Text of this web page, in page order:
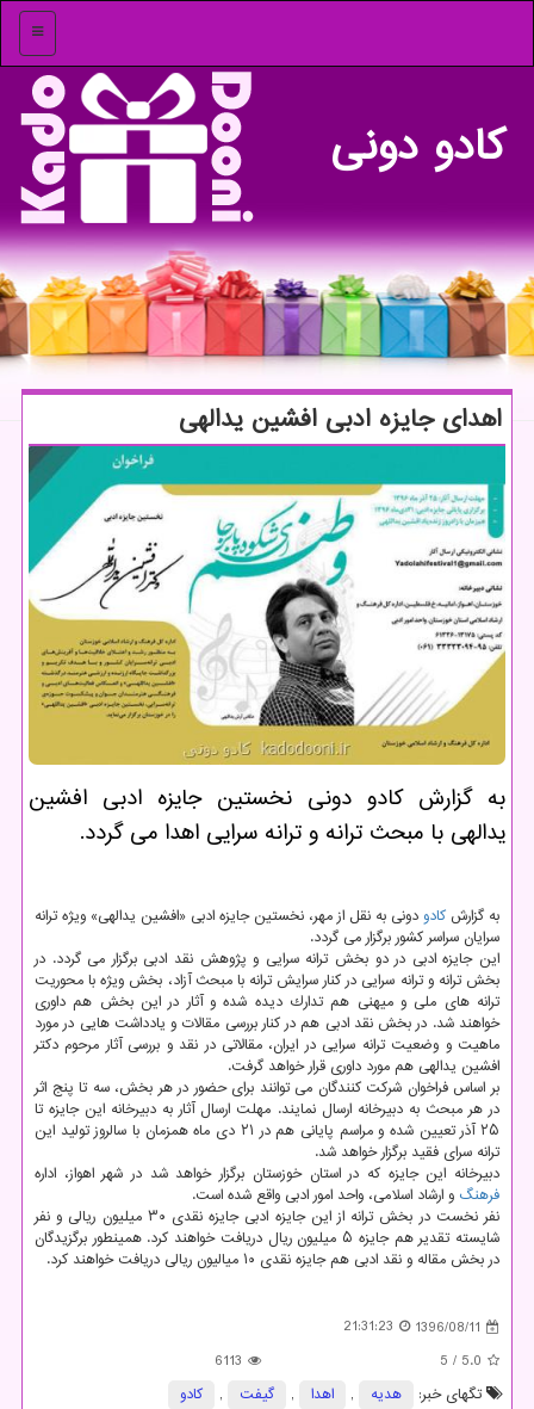
منو
كادو دونی
اهدای جایزه ادبی افشین یدالهی
به گزارش كادو دونی نخستین جایزه ادبی افشین
یدالهی با مبحث ترانه و ترانه سرایی اهدا می گردد.
به گزارش كادودونی به نقل از مهر، نخستین جایزه ادبی «افشین یدالهی» ویژه ترانه
سرایان سراسر كشور برگزار می گردد.
این جایزه ادبی در دو بخش ترانه سرایی و پژوهش نقد ادبی برگزار می گردد. در
بخش ترانه و ترانه سرایی در كنار سرایش ترانه با مبحث آزاد، بخش ویژه با محوریت
ترانه های ملی و میهنی هم تدارك دیده شده و آثار در این بخش هم داوری
خواهند شد. در بخش نقد ادبی هم در كنار بررسی مقالات و یادداشت هایی در مورد
ماهیت و وضعیت ترانه سرایی در ایران، مقالاتی در نقد و بررسی آثار مرحوم دكتر
افشین یدالهی هم مورد داوری قرار خواهد گرفت.
بر اساس فراخوان شركت كنندگان می توانند برای حضور در هر بخش، سه تا پنج اثر
در هر مبحث به دبیرخانه ارسال نمایند. مهلت ارسال آثار به دبیرخانه این جایزه تا
۲۵ آذر تعیین شده و مراسم پایانی هم در ۲۱ دی ماه همزمان با سالروز تولید این
ترانه سرای فقید برگزار خواهد شد.
دبیرخانه این جایزه كه در استان خوزستان برگزار خواهد شد در شهر اهواز، اداره
فرهنگ و ارشاد اسلامی، واحد امور ادبی واقع شده است.
نفر نخست در بخش ترانه از این جایزه ادبی جایزه نقدی ۳۰ میلیون ریالی و نفر
شایسته تقدیر هم جایزه ۵ میلیون ریال دریافت خواهند كرد. همینطور برگزیدگان
در بخش مقاله و نقد ادبی هم جایزه نقدی ۱۰ میالیون ریالی دریافت خواهند كرد.
1396/08/11
21:31:23
5.0
/ 5
6113
تگهای خبر:
هدیه , اهدا , گیفت ,
كادو